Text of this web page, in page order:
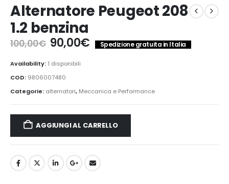
Alternatore Peugeot 208
1.2 benzina
100,00€ Il
prezzo
originale
era:
100,00€.
90,00€Il
prezzo
90,00€.
Spedizione gratuita in Italia
Availability: 1 disponibili
COD: 9806007480
Categorie: alternatori, Meccanica e Performance
AGGIUNGI AL CARRELLO